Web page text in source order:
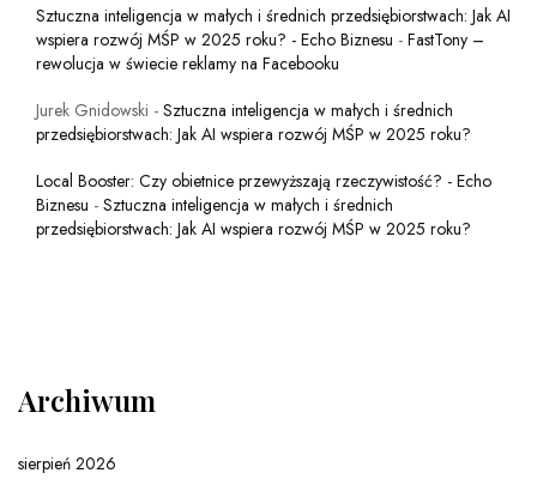
Sztuczna inteligencja w małych i średnich przedsiębiorstwach: Jak AI
wspiera rozwój MŚP w 2025 roku? - Echo Biznesu - FastTony –
rewolucja w świecie reklamy na Facebooku
Jurek Gnidowski - Sztuczna inteligencja w małych i średnich
przedsiębiorstwach: Jak AI wspiera rozwój MŚP w 2025 roku?
Local Booster: Czy obietnice przewyższają rzeczywistość? - Echo
Biznesu - Sztuczna inteligencja w małych i średnich
przedsiębiorstwach: Jak AI wspiera rozwój MŚP w 2025 roku?
Archiwum
sierpień 2026